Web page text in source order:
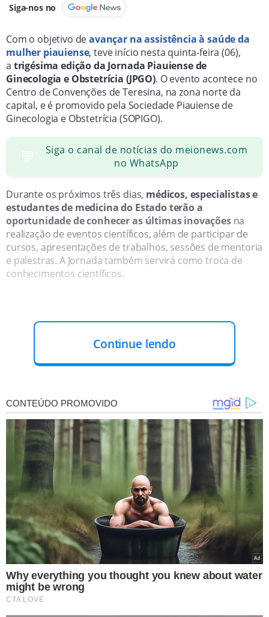
Siga-nos no
Com o objetivo deavançar na assistência à saúde da
mulher piauiense, teve início nesta quinta-feira (06),
a trigésima edição da Jornada Piauiense de
Ginecologia e Obstetrícia (JPGO). O evento acontece no
Centro de Convenções de Teresina, na zona norte da
capital, e é promovido pela Sociedade Piauiense de
Ginecologia e Obstetrícia (SOPIGO).
💬
Siga o canal de notícias do meionews.com
no WhatsApp
Durante os próximos três dias, médicos, especialistas e
estudantes de medicina do Estado terão a
oportunidade de conhecer as últimas inovaçõesna
realização de eventos científicos, além de participar de
cursos, apresentações de trabalhos, sessões de mentoria
e palestras. A Jornada também servirá como troca de
conhecimentos científicos.
“O evento vai oferecer uma oportunidade
valiosa para os profissionais da área se
reunirem e expandirem suas redes de
contatos e negócios. Ou seja, ele é
especialmente significativo para quem
Continue lendo